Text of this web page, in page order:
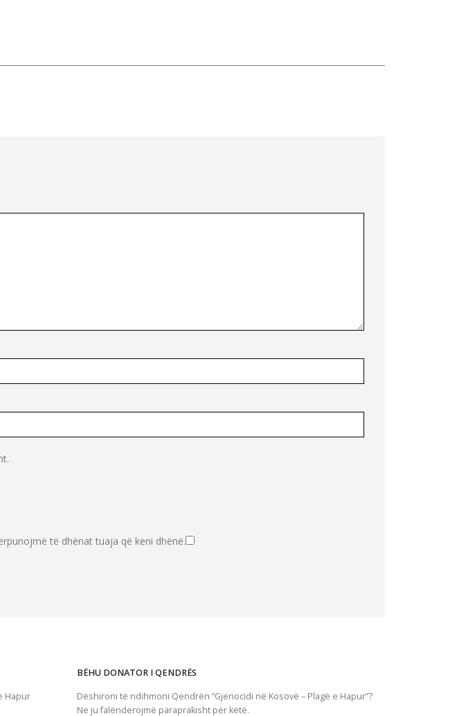
të dhënat tuaja që keni dhënë.
Hapur
BËHU DONATOR I QENDRËS
Dëshironi të ndihmoni Qendrën “Gjenocidi në Kosovë – Plagë e Hapur”?
Ne ju falënderojmë paraprakisht për këtë.